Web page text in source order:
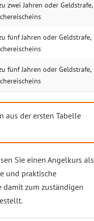
zwei Jahren oder Geldstrafe,
fünf Jahren oder Geldstrafe,
fünf Jahren oder Geldstrafe,
aus der ersten Tabelle
Sie einen Angelkurs als
und praktische
damit zum zuständigen